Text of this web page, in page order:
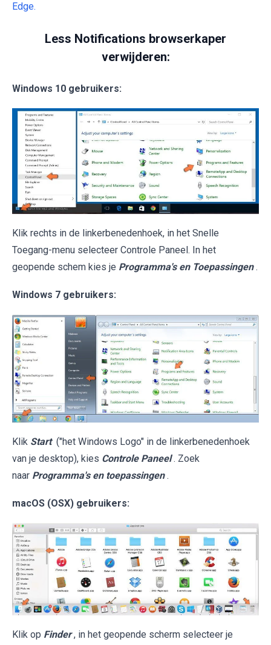
Edge.
Less Notifications browserkaper
verwijderen:
Windows 10 gebruikers:
Klik rechts in de linkerbenedenhoek, in het Snelle
Toegang-menu selecteer Controle Paneel. In het
geopende schem kies je Programma's en Toepassingen .
Windows 7 gebruikers:
Klik Start ("het Windows Logo" in de linkerbenedenhoek
van je desktop), kies Controle Paneel . Zoek
naar Programma's en toepassingen .
macOS (OSX) gebruikers:
Klik op Finder , in het geopende scherm selecteer je